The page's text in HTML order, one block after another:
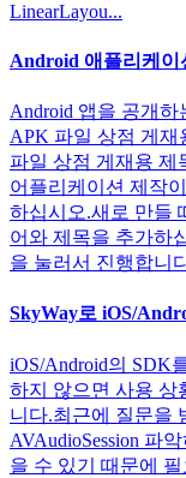
LinearLayou...
Android 애플리케이
Android 앱을 공개
APK 파일 상점 게재
파일 상점 게재용 제
어플리케이션 제작
하십시오.새로 만들
어와 제목을 추가하
을 눌러서 진행합니
SkyWay로 iOS/
iOS/Android의 SDK
하지 않으면 사용 상
니다.최근에 질문을
AVAudioSession 파
을 수 있기 때문에